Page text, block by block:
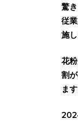
驚
従
施し
花
割
ます